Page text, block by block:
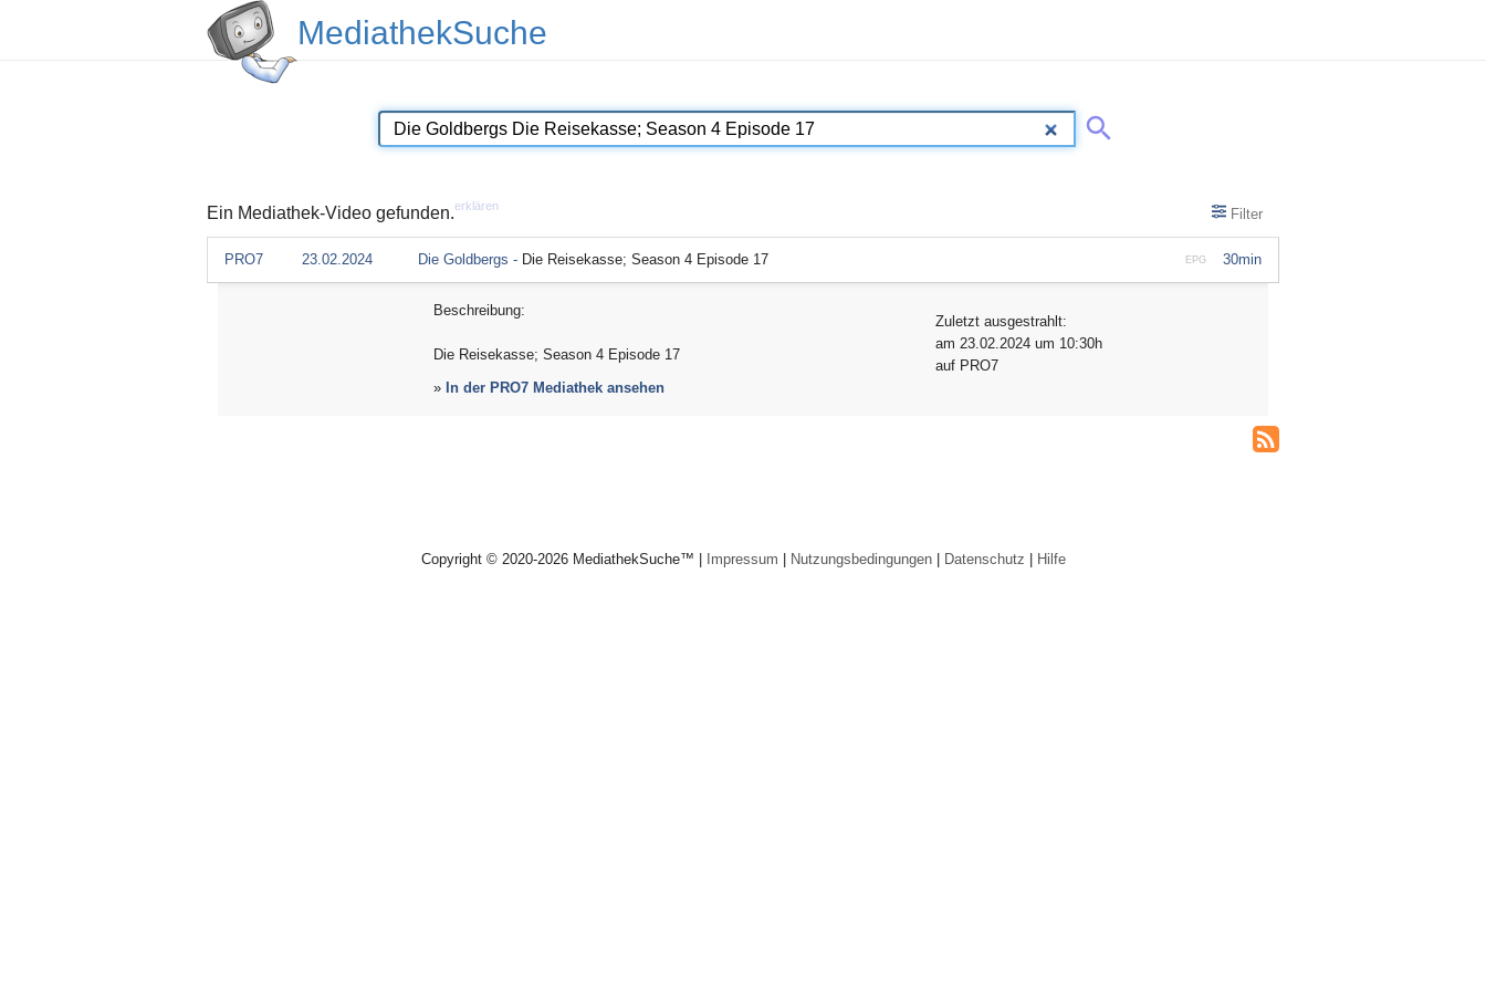
MediathekSuche
Ein Mediathek-Video gefunden.erklären Filter
30min
EPG
PRO7 23.02.2024 Die Goldbergs - Die Reisekasse; Season 4 Episode 17
Beschreibung:
Die Reisekasse; Season 4 Episode 17
» In der PRO7 Mediathek ansehen
Zuletzt ausgestrahlt:
am 23.02.2024 um 10:30h
auf PRO7
Copyright © 2020-2026 MediathekSuche™ | Impressum | Nutzungsbedingungen| Datenschutz | Hilfe